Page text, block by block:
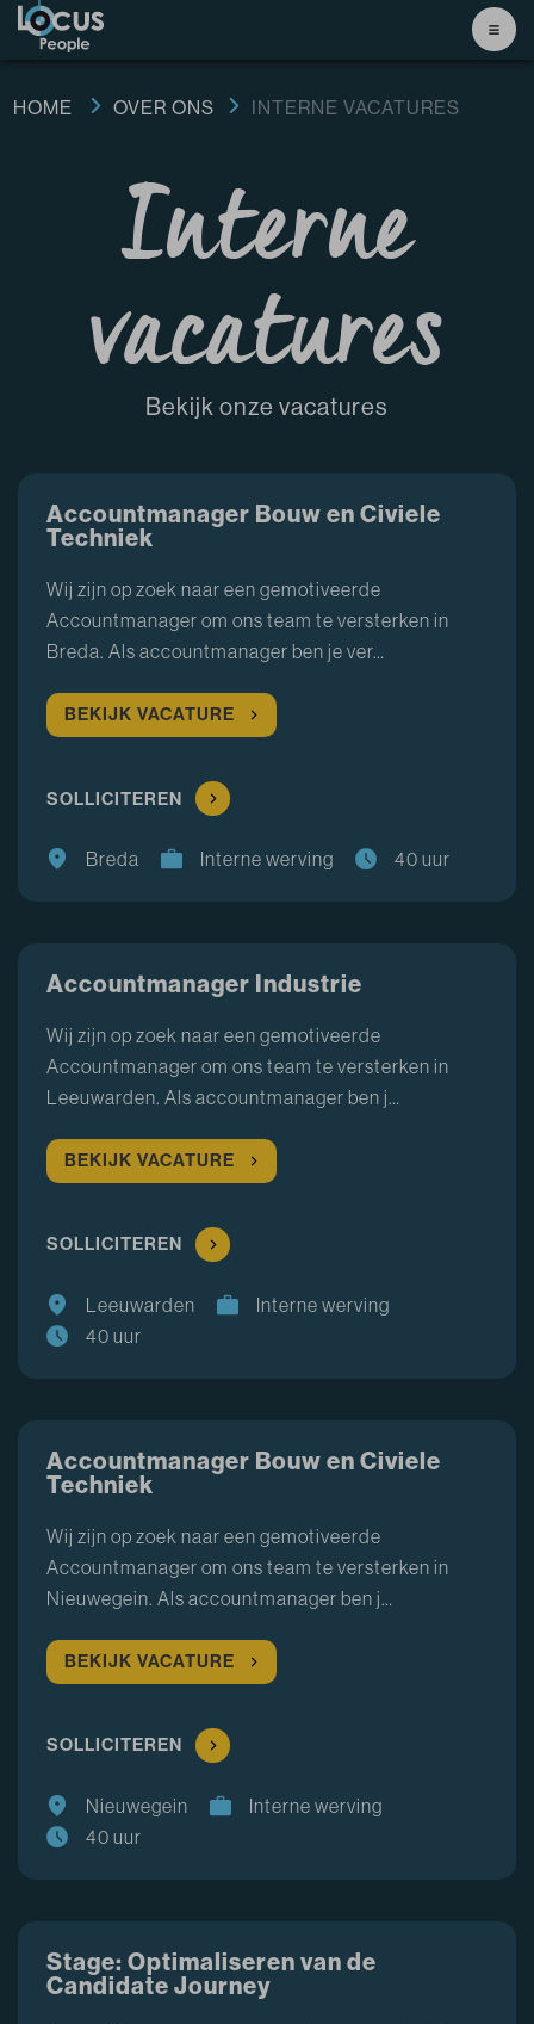
HOME OVER ONS INTERNE VACATURES
Interne
vacatures
Bekijk onze vacatures
Accountmanager Bouw en Civiele
Techniek
Wij zijn op zoek naar een gemotiveerde
Accountmanager om ons team te versterken in
Breda. Als accountmanager ben je ver…
BEKIJK VACATURE
SOLLICITEREN
Breda Interne werving 40 uur
Accountmanager Industrie
Wij zijn op zoek naar een gemotiveerde
Accountmanager om ons team te versterken in
Leeuwarden. Als accountmanager ben j…
BEKIJK VACATURE
SOLLICITEREN
Leeuwarden
Interne werving
40 uur
Accountmanager Bouw en Civiele
Techniek
Wij zijn op zoek naar een gemotiveerde
Accountmanager om ons team te versterken in
Nieuwegein. Als accountmanager ben j…
BEKIJK VACATURE
SOLLICITEREN
Nieuwegein
Interne werving
40 uur
Stage: Optimaliseren van de
Candidate Journey